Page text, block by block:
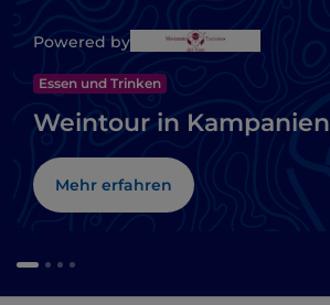
Powered by
Essen und Trinken
Weintour in Kampanien
Mehr erfahren